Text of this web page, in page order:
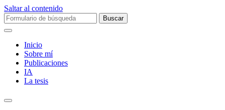
Saltar al contenido
Buscar:
Inicio
Sobre mí­
Publicaciones
IA
La tesis
Alternar